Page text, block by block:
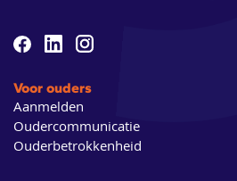
Voor ouders
Aanmelden
Oudercommunicatie
Ouderbetrokkenheid